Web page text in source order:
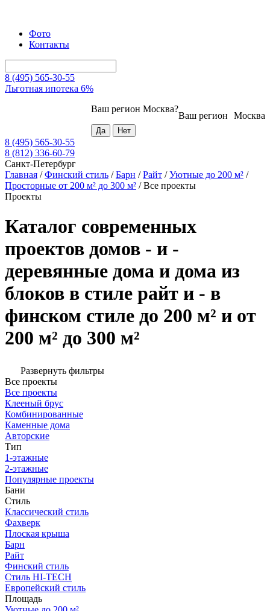
Фото
Контакты
8 (495) 565-30-55
Льготная ипотека 6%
Москва
Ваш регион
Ваш регион Москва?
8 (495) 565-30-55
8 (812) 336-60-79
Санкт-Петербург
Главная /Финский стиль /Барн /Райт /Уютные до 200 м² /
Просторные от 200 м² до 300 м² /Все проекты
Проекты
Каталог современных
проектов домов - и -
деревянные дома и дома из
блоков в стиле райт и - в
финском стиле до 200 м² и от
200 м² до 300 м²
Развернуть фильтры
Все проекты
Все проекты
Клееный брус
Комбинированные
Каменные дома
Авторские
Тип
1-этажные
2-этажные
Популярные проекты
Бани
Стиль
Классический стиль
Фахверк
Плоская крыша
Барн
Райт
Финский стиль
Стиль HI-TECH
Европейский стиль
Площадь